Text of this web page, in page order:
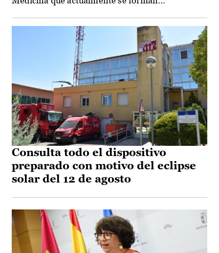
Consulta todo el dispositivo
preparado con motivo del eclipse
solar del 12 de agosto